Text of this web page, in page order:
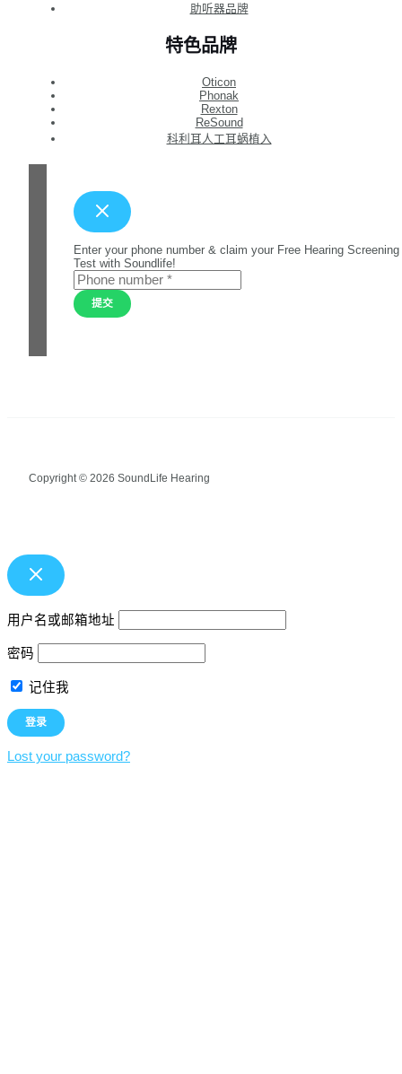
助听器品牌
特色品牌
Oticon
Phonak
Rexton
ReSound
科利耳人工耳蜗植入
Enter your phone number & claim your Free Hearing Screening
Test with Soundlife!
提交
Copyright © 2026 SoundLife Hearing
用户名或邮箱地址
密码
记住我
Lost your password?